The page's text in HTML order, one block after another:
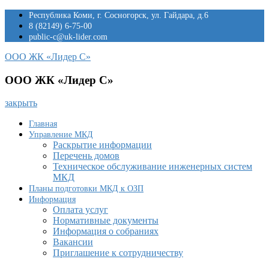
Перейти
содержимому
Республика Коми, г. Сосногорск, ул. Гайдара, д.6
8 (82149) 6-75-00
public-c@uk-lider.com
ООО ЖК «Лидер С»
ООО ЖК «Лидер С»
закрыть
Главная
Управление МКД
Раскрытие информации
Перечень домов
Техническое обслуживание инженерных систем
МКД
Планы подготовки МКД к ОЗП
Информация
Оплата услуг
Нормативные документы
Информация о собраниях
Вакансии
Приглашение к сотрудничеству